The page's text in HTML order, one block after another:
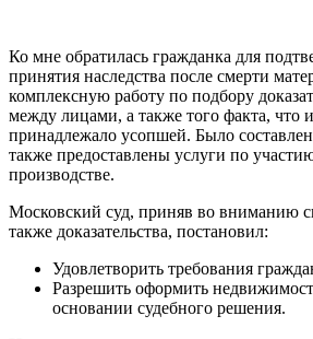
Ко мне обратилась гражданка для
принятия наследства после смерти
комплексную работу по подбору
между лицами, а также того факта, что
принадлежало усопшей. Было
также предоставлены услуги по
производстве.
Московский суд, приняв во вниманию
также доказательства, постановил:
Удовлетворить требования
Разрешить оформить
основании судебного решения.